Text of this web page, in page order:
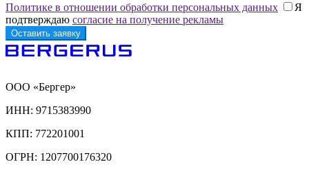
Политике в отношении обработки персональных данных
Я
подтверждаю согласие на получение рекламы
ООО «Бергер»
ИНН: 9715383990
КПП: 772201001
ОГРН: 1207700176320